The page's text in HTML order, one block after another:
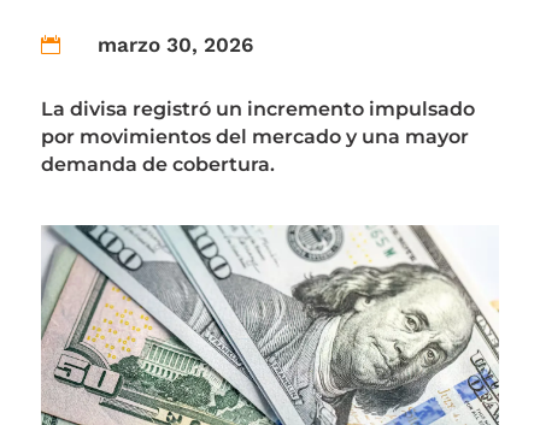
 marzo 30, 2026
La divisa registró un incremento impulsado
por movimientos del mercado y una mayor
demanda de cobertura.